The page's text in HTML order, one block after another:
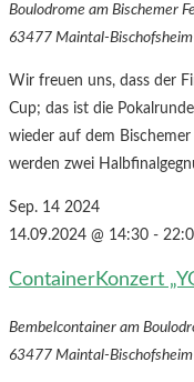
Boulodrome am Bischemer
63477 Maintal-Bischofsheim
Wir freuen uns, dass der
Cup; das ist die
wieder auf dem
werden zwei
Sep. 14 2024
14.09.2024 @ 14:30 -
ContainerKonzert
Bembelcontainer am
63477 Maintal-Bischofsheim